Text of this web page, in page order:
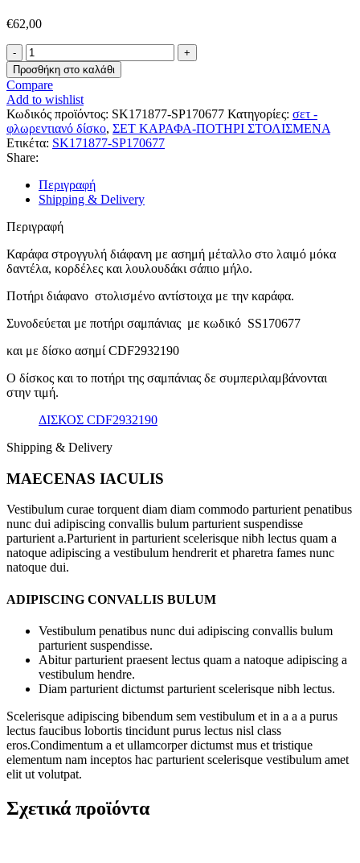
€62,00
ΣΕΤ
ΚΑΡΑΦΑ-
ΠΟΤΗΡΙ
SK171877-
SP170677
ποσότητα
Προσθήκη στο καλάθι
Compare
Add to wishlist
Κωδικός προϊόντος: SK171877-SP170677 Κατηγορίες: σετ -
φλωρεντιανό δίσκο, ΣΕΤ ΚΑΡΑΦΑ-ΠΟΤΗΡΙ ΣΤΟΛΙΣΜΕΝΑ
Ετικέτα: SK171877-SP170677
Share:
Περιγραφή
Shipping & Delivery
Περιγραφή
Καράφα στρογγυλή διάφανη με ασημή μέταλλο στο λαιμό μόκα
δαντέλα, κορδέλες και λουλουδάκι σάπιο μήλο.
Ποτήρι διάφανο στολισμένο αντίστοιχα με την καράφα.
Συνοδεύεται με ποτήρι σαμπάνιας με κωδικό SS170677
και με δίσκο ασημί CDF2932190
O δίσκος και το ποτήρι της σαμπάνιας δε συμπεριλαμβάνονται
στην τιμή.
ΔΙΣΚΟΣ CDF2932190
Shipping & Delivery
MAECENAS IACULIS
Vestibulum curae torquent diam diam commodo parturient penatibus
nunc dui adipiscing convallis bulum parturient suspendisse
parturient a.Parturient in parturient scelerisque nibh lectus quam a
natoque adipiscing a vestibulum hendrerit et pharetra fames nunc
natoque dui.
ADIPISCING CONVALLIS BULUM
Vestibulum penatibus nunc dui adipiscing convallis bulum
parturient suspendisse.
Abitur parturient praesent lectus quam a natoque adipiscing a
vestibulum hendre.
Diam parturient dictumst parturient scelerisque nibh lectus.
Scelerisque adipiscing bibendum sem vestibulum et in a a a purus
lectus faucibus lobortis tincidunt purus lectus nisl class
eros.Condimentum a et ullamcorper dictumst mus et tristique
elementum nam inceptos hac parturient scelerisque vestibulum amet
elit ut volutpat.
Σχετικά προϊόντα